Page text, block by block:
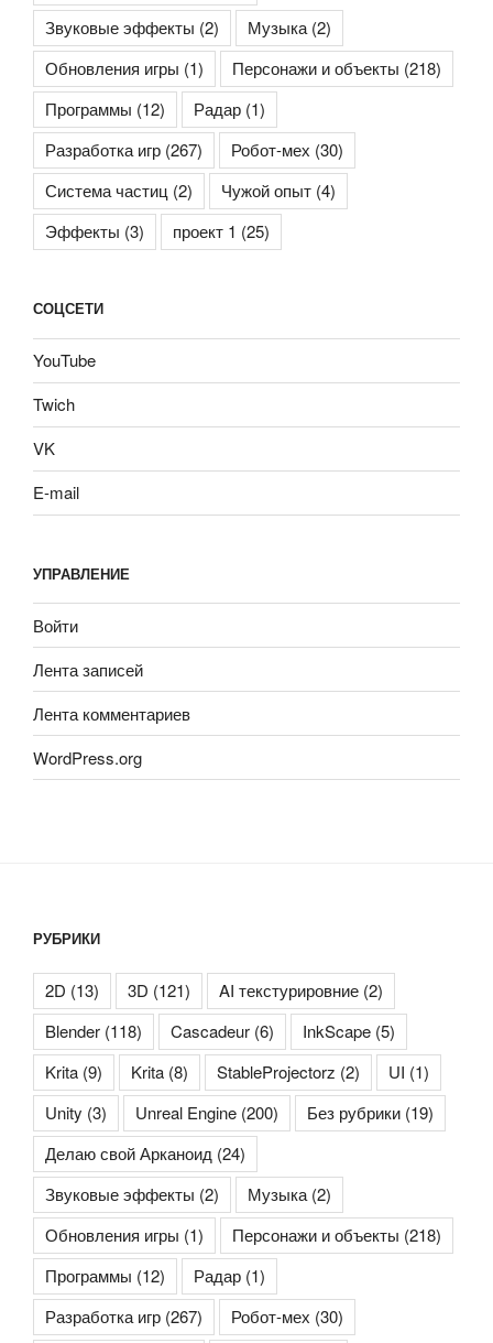
Звуковые эффекты (2) Музыка(2)
Обновления игры (1) Персонажи и объекты (218)
Программы (12) Радар (1)
Разработка игр (267) Робот-мех (30)
Система частиц (2) Чужой опыт (4)
Эффекты (3) проект 1 (25)
СОЦСЕТИ
YouTube
Twich
VK
E-mail
УПРАВЛЕНИЕ
Войти
Лента записей
Лента комментариев
WordPress.org
РУБРИКИ
2D (13) 3D (121) AI текстурировние (2)
Blender (118) Cascadeur (6) InkScape (5)
Krita (9) Krita (8) StableProjectorz (2) UI (1)
Unity (3) Unreal Engine (200) Без рубрики (19)
Делаю свой Арканоид (24)
Звуковые эффекты (2) Музыка (2)
Обновления игры (1) Персонажи и объекты (218)
Программы (12) Радар (1)
Разработка игр (267) Робот-мех (30)